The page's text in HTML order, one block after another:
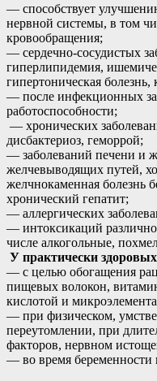
— способствует
нервной системы, в том
кровообращения;
— сердечно-сосудистых
гиперлипидемия,
гипертоническая болезнь,
— после инфекционных
работоспособности;
— хронических
дисбактериоз, геморрой;
— заболеваний печени и
желчевыводящих путей,
желчнокаменная болезнь
хронический гепатит;
— аллергических
— интоксикаций
числе алкогольные,
У практически
— с целью обогащения
пищевых волокон,
кислотой и
— при физическом,
переутомлении, при
факторов, нервном
— во время беременности